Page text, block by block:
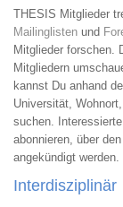
THESIS Mitglieder
Mailinglisten und
Mitglieder forschen.
Mitgliedern
kannst Du anhand
Universität,
suchen.
abonnieren, über
angekündigt werden.
Interdisziplinär